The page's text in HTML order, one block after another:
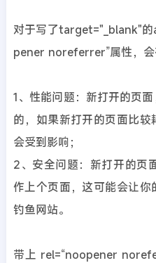
对于写了target="_blank"
pener noreferrer”属性，会
1、性能问题：新打开的页
的，如果新打开的页面比
会受到影响；
2、安全问题：新打开的页
作上个页面，这可能会让
钓鱼网站。
带上 rel=“noopener